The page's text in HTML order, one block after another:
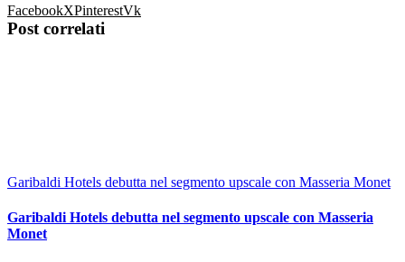
FacebookXPinterestVk
Post correlati
Garibaldi Hotels debutta nel segmento upscale con Masseria Monet
Garibaldi Hotels debutta nel segmento upscale con Masseria
Monet